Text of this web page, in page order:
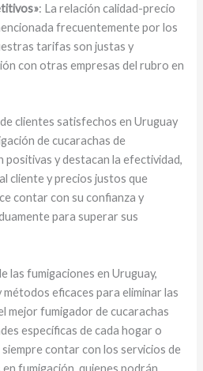
: La relación calidad-precio
frecuentemente por los
tarifas son justas y
con otras empresas del rubro en
clientes satisfechos en Uruguay
de cucarachas de
positivas y destacan la efectividad,
cliente y precios justos que
contar con su confianza y
para superar sus
las fumigaciones en Uruguay,
eficaces para eliminar las
mejor fumigador de cucarachas
específicas de cada hogar o
contar con los servicios de
fumigación, quienes podrán